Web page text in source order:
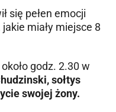
się pełen emocji
miały miejsce 8
godz. 2.30 w
sołtys
swojej żony.